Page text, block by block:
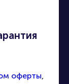
оферты,